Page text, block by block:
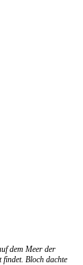
dem Meer der
findet. Bloch dachte